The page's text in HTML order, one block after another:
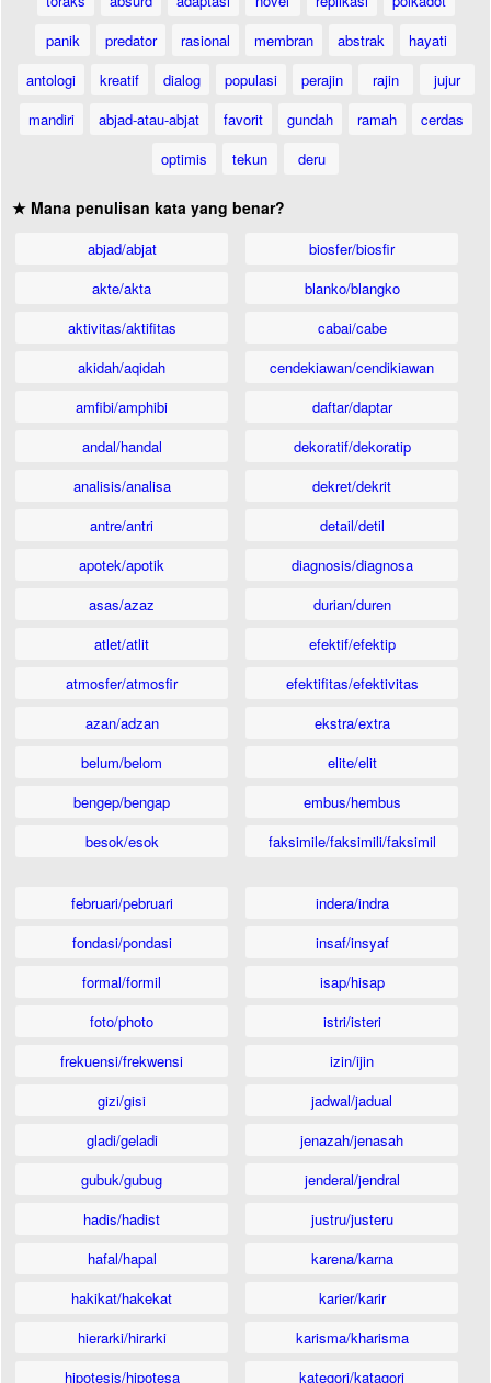
panik
predator rasional membran abstrak
hayati
antologi
kreatif dialog populasi perajin rajin
jujur
mandiri
abjad-atau-abjat favorit gundah ramah
cerdas
optimis
tekun deru
★ Mana penulisan kata yang benar?
abjad/abjat
akte/akta
aktivitas/aktifitas
akidah/aqidah
amfibi/amphibi
andal/handal
analisis/analisa
antre/antri
apotek/apotik
asas/azaz
atlet/atlit
atmosfer/atmosfir
azan/adzan
belum/belom
bengep/bengap
besok/esok
biosfer/biosfir
blanko/blangko
cabai/cabe
cendekiawan/cendikiawan
daftar/daptar
dekoratif/dekoratip
dekret/dekrit
detail/detil
diagnosis/diagnosa
durian/duren
efektif/efektip
efektifitas/efektivitas
ekstra/extra
elite/elit
embus/hembus
faksimile/faksimili/faksimil
februari/pebruari
fondasi/pondasi
formal/formil
foto/photo
frekuensi/frekwensi
gizi/gisi
gladi/geladi
gubuk/gubug
hadis/hadist
hafal/hapal
hakikat/hakekat
hierarki/hirarki
hipotesis/hipotesa
indera/indra
insaf/insyaf
isap/hisap
istri/isteri
izin/ijin
jadwal/jadual
jenazah/jenasah
jenderal/jendral
justru/justeru
karena/karna
karier/karir
karisma/kharisma
kategori/katagori